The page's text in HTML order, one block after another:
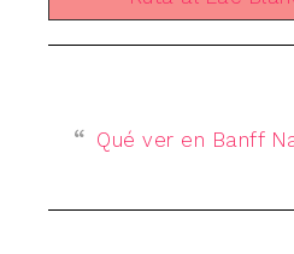
Qué ver en Banff